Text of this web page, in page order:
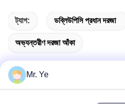
ট্যাগ: ডব্লিউপিসি প্রধান দরজা
অভ্যন্তরীণ দরজা আঁকা
Mr. Ye